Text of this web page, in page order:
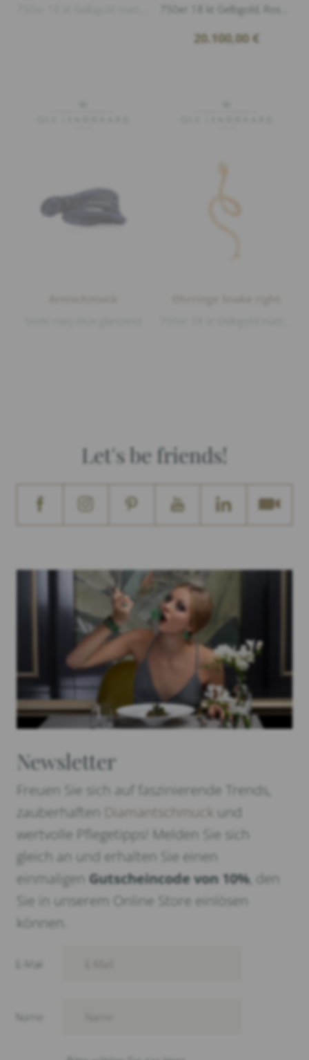
20.100,00 €
Let's be friends!
Newsletter
Freuen Sie sich auf faszinierende Trends,
zauberhaften
Diamantschmuck
und
wertvolle Pflegetipps! Melden Sie sich
gleich an und erhalten Sie einen
einmaligen Gutscheincode von 10%, den
Sie in unserem Online Store einlösen
können.